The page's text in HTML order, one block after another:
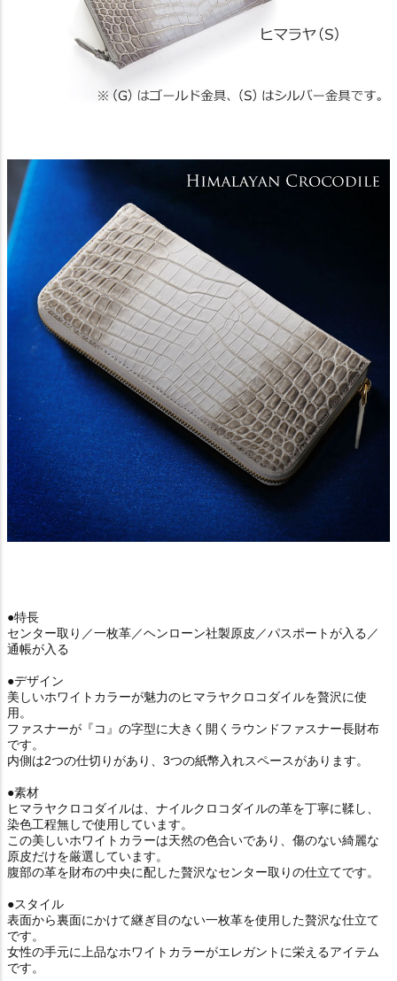
●特長
センター取り／一枚革／ヘンローン社製原皮／パスポートが入る／
通帳が入る
●デザイン
美しいホワイトカラーが魅力のヒマラヤクロコダイルを贅沢に使
用。
ファスナーが『コ』の字型に大きく開くラウンドファスナー長財布
です。
内側は2つの仕切りがあり、3つの紙幣入れスペースがあります。
●素材
ヒマラヤクロコダイルは、ナイルクロコダイルの革を丁寧に鞣し、
染色工程無しで使用しています。
この美しいホワイトカラーは天然の色合いであり、傷のない綺麗な
原皮だけを厳選しています。
腹部の革を財布の中央に配した贅沢なセンター取りの仕立てです。
●スタイル
表面から裏面にかけて継ぎ目のない一枚革を使用した贅沢な仕立て
です。
女性の手元に上品なホワイトカラーがエレガントに栄えるアイテム
です。